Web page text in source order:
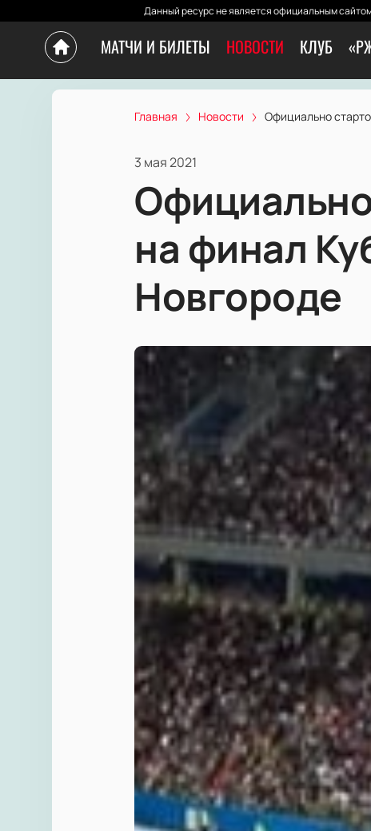
Данный ресурс не является официальным
МАТЧИ И БИЛЕТЫ НОВОСТИ КЛУБ
Главная Новости Официально
3 мая 2021
на финал
Новгороде